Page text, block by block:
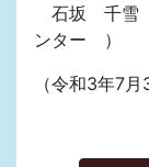
石坂 千雪
ンター ）
（令和3年7